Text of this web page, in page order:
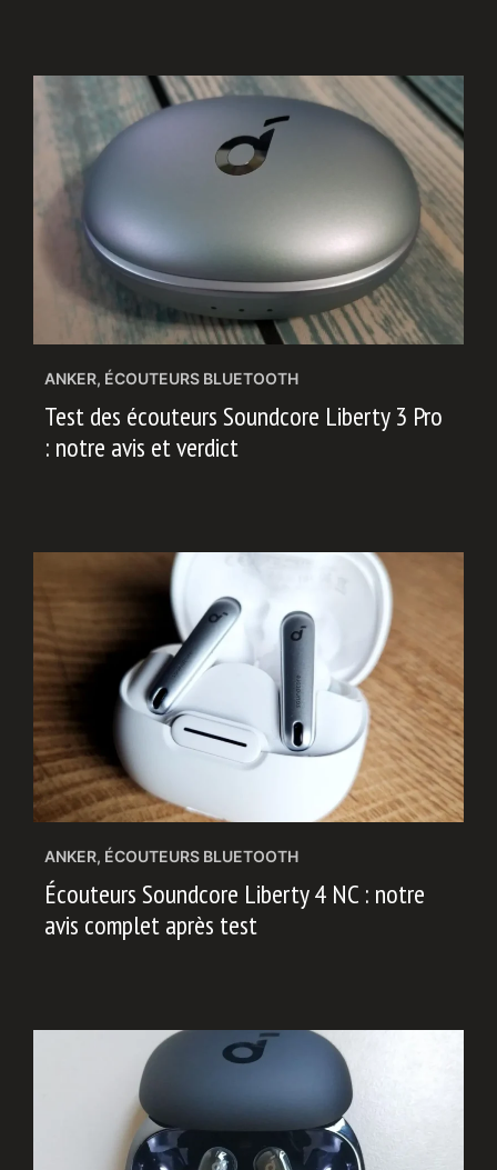
ANKER, ÉCOUTEURS BLUETOOTH
Test des écouteurs Soundcore Liberty 3 Pro
: notre avis et verdict
ANKER, ÉCOUTEURS BLUETOOTH
Écouteurs Soundcore Liberty 4 NC : notre
avis complet après test